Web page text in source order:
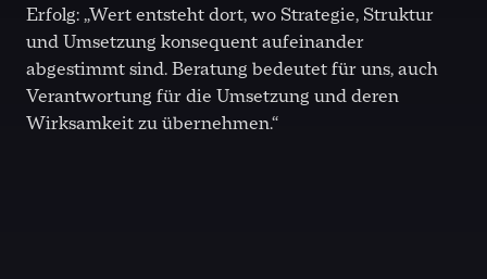
Erfolg: „Wert entsteht dort, wo Strategie, Struktur
und Umsetzung konsequent aufeinander
abgestimmt sind. Beratung bedeutet für uns, auch
Verantwortung für die Umsetzung und deren
Wirksamkeit zu übernehmen.“